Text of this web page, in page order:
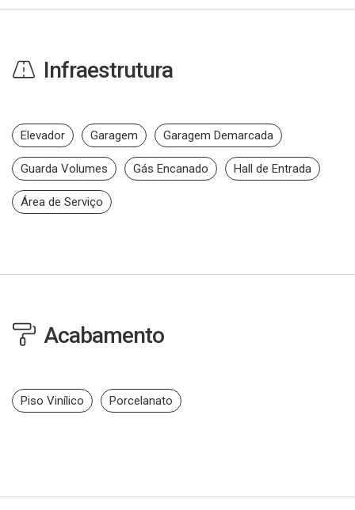
Infraestrutura
Elevador Garagem Garagem Demarcada
Guarda Volumes Gás Encanado Hall de Entrada
Área de Serviço
Acabamento
Piso Vinílico Porcelanato